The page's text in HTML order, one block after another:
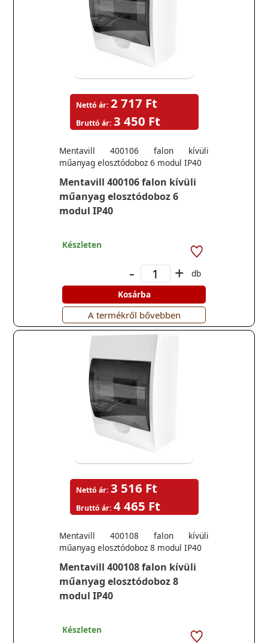
Mentavill 400106 falon kívüli
műanyag elosztódoboz 6
modul IP40
Mentavill 400106 falon kívüli
műanyag elosztódoboz 6 modul IP40
Nettó ár: 2 717 Ft
Bruttó ár: 3 450 Ft
Készleten
- +
db
Kosárba
A termékről bővebben
Mentavill 400108 falon kívüli
műanyag elosztódoboz 8
modul IP40
Mentavill 400108 falon kívüli
műanyag elosztódoboz 8 modul IP40
Nettó ár: 3 516 Ft
Bruttó ár: 4 465 Ft
Készleten